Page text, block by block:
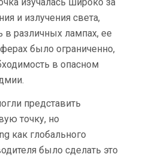
изучалась широко за
и излучения света,
в различных лампах, ее
было ограниченно,
в опасном
представить
точку, но
как глобального
было сделать это